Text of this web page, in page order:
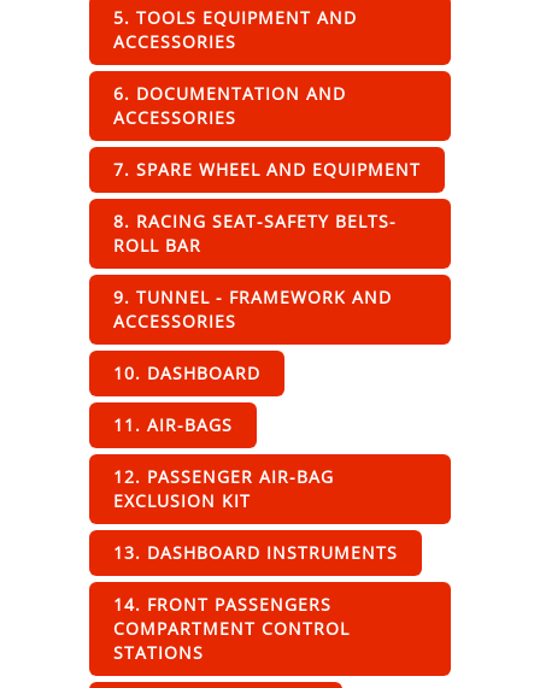
5. TOOLS EQUIPMENT AND
ACCESSORIES
6. DOCUMENTATION AND
ACCESSORIES
7. SPARE WHEEL AND EQUIPMENT
8. RACING SEAT-SAFETY BELTS-
ROLL BAR
9. TUNNEL - FRAMEWORK AND
ACCESSORIES
10. DASHBOARD
11. AIR-BAGS
12. PASSENGER AIR-BAG
EXCLUSION KIT
13. DASHBOARD INSTRUMENTS
14. FRONT PASSENGERS
COMPARTMENT CONTROL
STATIONS